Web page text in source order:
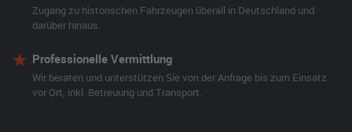
Zugang zu historischen Fahrzeugen überall in Deutschland und
darüber hinaus.
Professionelle Vermittlung
Wir beraten und unterstützen Sie von der Anfrage bis zum Einsatz
vor Ort, inkl. Betreuung und Transport.